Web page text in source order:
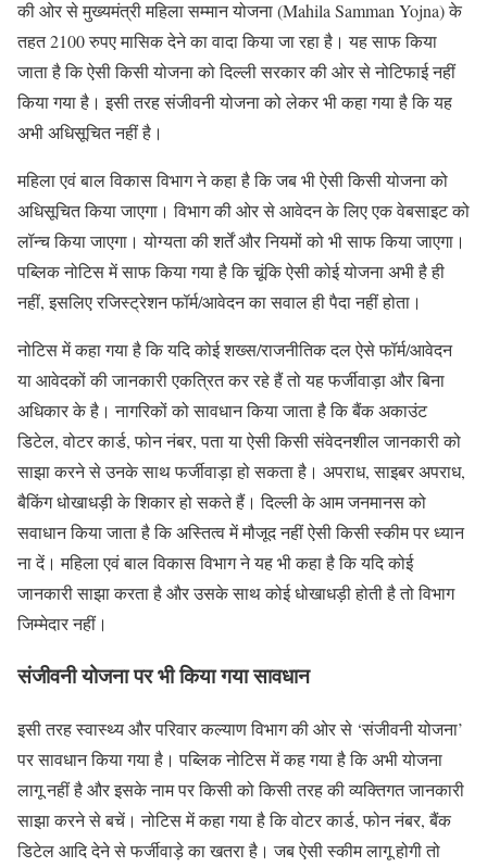
की ओर से मुख्यमंत्री महिला सम्मान योजना (Mahila Samman Yojna) के
तहत 2100 रुपए मासिक देने का वादा किया जा रहा है। यह साफ किया
जाता है कि ऐसी किसी योजना को दिल्ली सरकार की ओर से नोटिफाई नहीं
किया गया है। इसी तरह संजीवनी योजना को लेकर भी कहा गया है कि यह
अभी अधिसूचित नहीं है।
महिला एवं बाल विकास विभाग ने कहा है कि जब भी ऐसी किसी योजना को
अधिसूचित किया जाएगा। विभाग की ओर से आवेदन के लिए एक वेबसाइट को
लॉन्च किया जाएगा। योग्यता की शर्तें और नियमों को भी साफ किया जाएगा।
पब्लिक नोटिस में साफ किया गया है कि चूंकि ऐसी कोई योजना अभी है ही
नहीं, इसलिए रजिस्ट्रेशन फॉर्म/आवेदन का सवाल ही पैदा नहीं होता।
नोटिस में कहा गया है कि यदि कोई शख्स/राजनीतिक दल ऐसे फॉर्म/आवेदन
या आवेदकों की जानकारी एकत्रित कर रहे हैं तो यह फर्जीवाड़ा और बिना
अधिकार के है। नागरिकों को सावधान किया जाता है कि बैंक अकाउंट
डिटेल, वोटर कार्ड, फोन नंबर, पता या ऐसी किसी संवेदनशील जानकारी को
साझा करने से उनके साथ फर्जीवाड़ा हो सकता है। अपराध, साइबर अपराध,
बैकिंग धोखाधड़ी के शिकार हो सकते हैं। दिल्ली के आम जनमानस को
सवाधान किया जाता है कि अस्तित्व में मौजूद नहीं ऐसी किसी स्कीम पर ध्यान
ना दें। महिला एवं बाल विकास विभाग ने यह भी कहा है कि यदि कोई
जानकारी साझा करता है और उसके साथ कोई धोखाधड़ी होती है तो विभाग
जिम्मेदार नहीं।
संजीवनी योजना पर भी किया गया सावधान
इसी तरह स्वास्थ्य और परिवार कल्याण विभाग की ओर से ‘संजीवनी योजना’
पर सावधान किया गया है। पब्लिक नोटिस में कह गया है कि अभी योजना
लागू नहीं है और इसके नाम पर किसी को किसी तरह की व्यक्तिगत जानकारी
साझा करने से बचें। नोटिस में कहा गया है कि वोटर कार्ड, फोन नंबर, बैंक
डिटेल आदि देने से फर्जीवाड़े का खतरा है। जब ऐसी स्कीम लागू होगी तो